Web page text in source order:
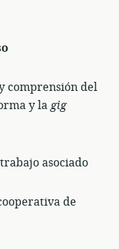
comprensión del
y lagig
asociado
de